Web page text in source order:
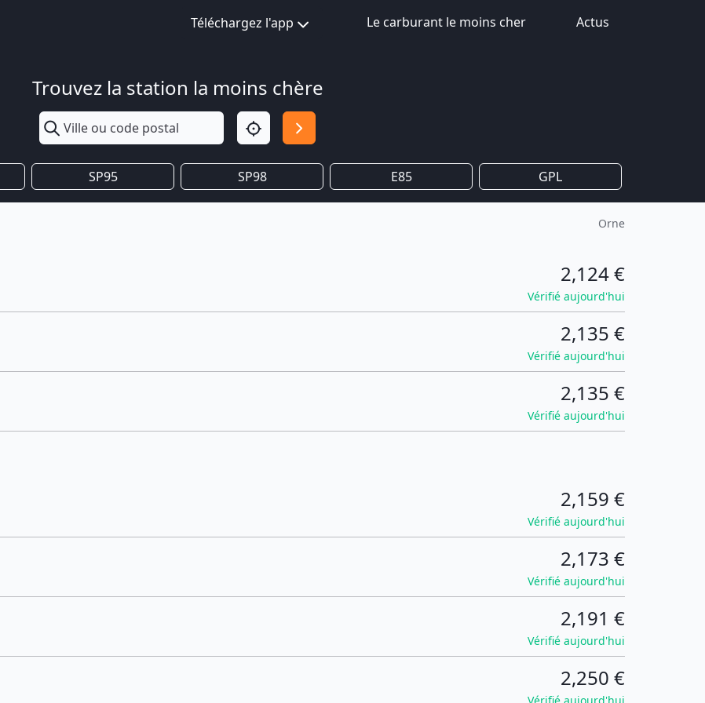
Téléchargez l'app Le carburant le moins cher Actus
Trouvez la station la moins chère
SP95 SP98 E85 GPL
Orne
2,124 €
Vérifié aujourd'hui
2,135 €
Vérifié aujourd'hui
2,135 €
Vérifié aujourd'hui
2,159 €
Vérifié aujourd'hui
2,173 €
Vérifié aujourd'hui
2,191 €
Vérifié aujourd'hui
2,250 €